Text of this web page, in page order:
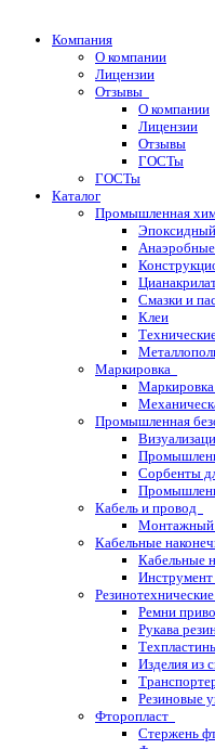
Компания
О компании
Лицензии
Отзывы
О компании
Лицензии
Отзывы
ГОСТы
ГОСТы
Каталог
Промышленная
Анаэробные
Смазки и
Клеи
Маркировка
Промышленная
Сорбенты
Кабель и провод
Монтажный
Кабельные
Кабельные
Ремни
Рукава
Изделия из
Резиновые
Фторопласт
Стержень